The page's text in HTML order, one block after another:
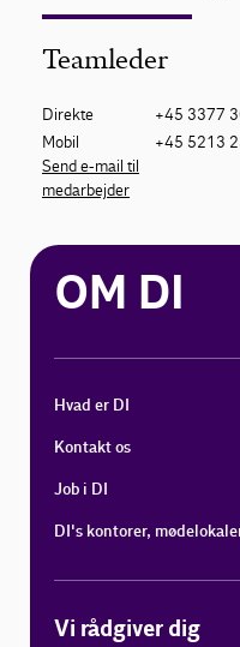
Teamleder
Direkte
+45 3377
Mobil
+45 5213
Send e-mail til
medarbejder
OM DI
Hvad er DI
Kontakt os
Job i DI
DI's kontorer,
Vi rådgiver dig